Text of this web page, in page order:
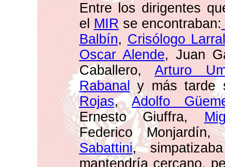
Entre los dirigentes
el MIR se encontraban:
Balbín, Crisólogo
Oscar Alende, Juan
Caballero, Arturo
Rabanaly más tarde
Rojas,Adolfo
Ernesto Giuffra,
Federico
Sabattini,
mantendría cercano,